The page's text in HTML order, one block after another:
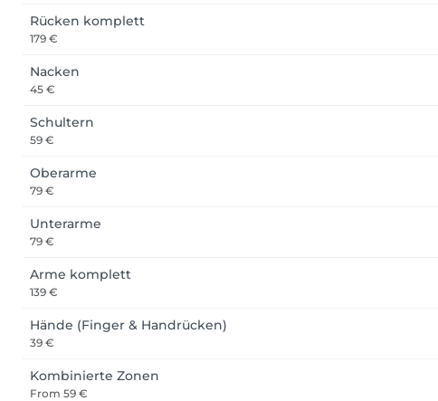
Rücken komplett
179 €
Nacken
45 €
Schultern
59 €
Oberarme
79 €
Unterarme
79 €
Arme komplett
139 €
Hände (Finger & Handrücken)
39 €
Kombinierte Zonen
From 59 €